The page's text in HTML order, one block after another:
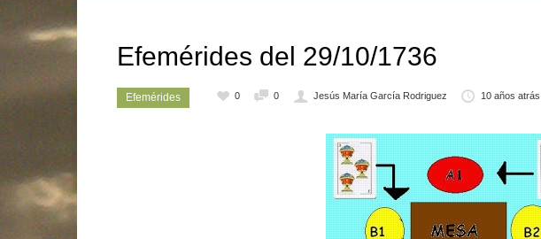
Efemérides del 29/10/1736
Efemérides 0 0 Jesús María García Rodriguez 10 años atrás